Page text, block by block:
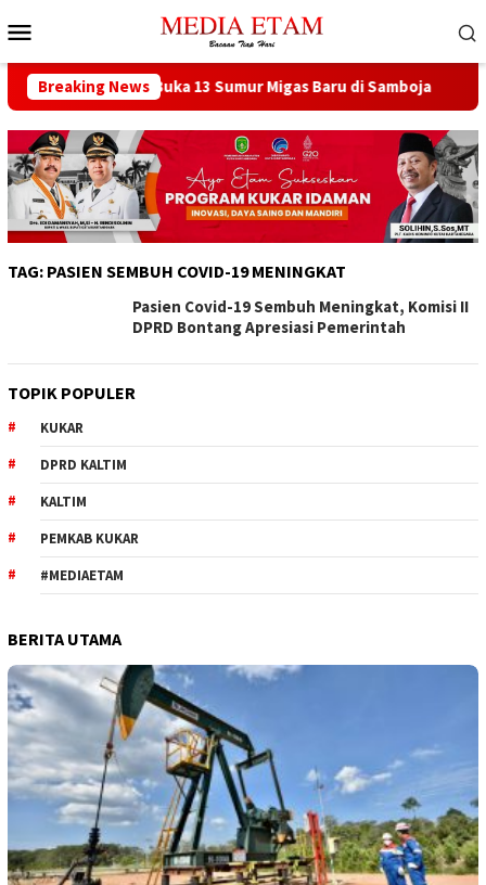
ke
Mobile
Breaking News
Berencana Buka 13 Sumur Migas Baru di Samboja
TAG: PASIEN SEMBUH COVID-19 MENINGKAT
Pasien Covid-19 Sembuh Meningkat, Komisi II
DPRD Bontang Apresiasi Pemerintah
TOPIK POPULER
KUKAR
DPRD KALTIM
KALTIM
PEMKAB KUKAR
#MEDIAETAM
BERITA UTAMA